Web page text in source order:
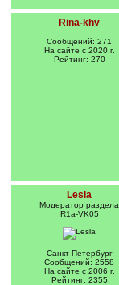
Rina-khv
Сообщений: 271
На сайте с 2020 г.
Рейтинг: 270
Lesla
Модератор раздела
R1a-VK05
Санкт-Петербург
Сообщений: 2558
На сайте с 2006 г.
Рейтинг: 2355